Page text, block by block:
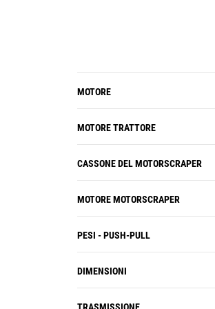
MOTORE
MOTORE TRATTORE
CASSONE DEL MOTORSCRAPER
MOTORE MOTORSCRAPER
PESI - PUSH-PULL
DIMENSIONI